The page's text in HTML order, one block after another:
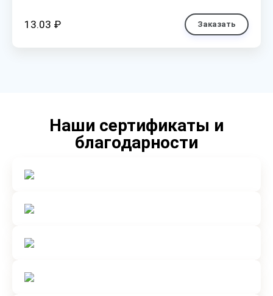
13.03 ₽ Заказать
Наши сертификаты и
благодарности